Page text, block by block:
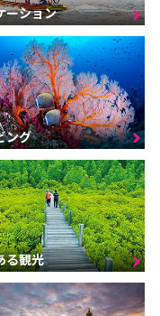
ーション
ング
る観光